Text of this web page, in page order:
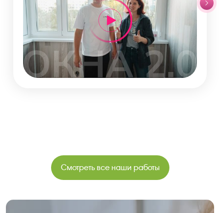
Смотреть все наши работы